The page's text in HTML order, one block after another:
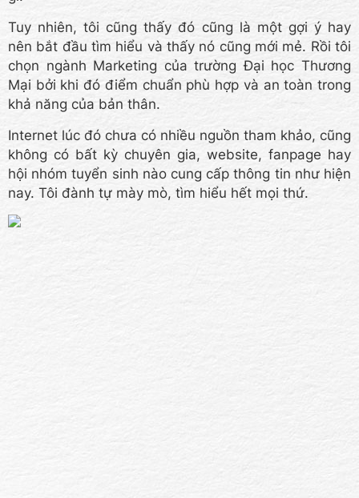
Tuy nhiên, tôi cũng thấy đó cũng là một gợi ý hay
nên bắt đầu tìm hiểu và thấy nó cũng mới mẻ. Rồi tôi
chọn ngành Marketing của trường Đại học Thương
Mại bởi khi đó điểm chuẩn phù hợp và an toàn trong
khả năng của bản thân.
Internet lúc đó chưa có nhiều nguồn tham khảo, cũng
không có bất kỳ chuyên gia, website, fanpage hay
hội nhóm tuyển sinh nào cung cấp thông tin như hiện
nay. Tôi đành tự mày mò, tìm hiểu hết mọi thứ.